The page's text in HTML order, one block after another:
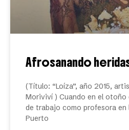
Afrosanando
(Título: “Loíza”, año 2015,
Moriviví ) Cuando en el
de trabajo como profesora en
Puerto